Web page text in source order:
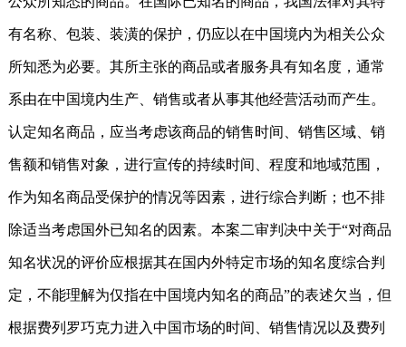
有名称、包装、装潢的保护，仍应以在中国境内为相关公众
所知悉为必要。其所主张的商品或者服务具有知名度，通常
系由在中国境内生产、销售或者从事其他经营活动而产生。
认定知名商品，应当考虑该商品的销售时间、销售区域、销
售额和销售对象，进行宣传的持续时间、程度和地域范围，
作为知名商品受保护的情况等因素，进行综合判断；也不排
除适当考虑国外已知名的因素。本案二审判决中关于“对商品
知名状况的评价应根据其在国内外特定市场的知名度综合判
定，不能理解为仅指在中国境内知名的商品”的表述欠当，但
根据费列罗巧克力进入中国市场的时间、销售情况以及费列